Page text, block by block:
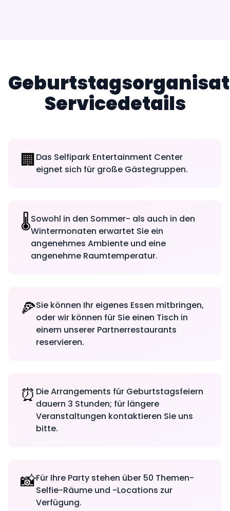
Servicedetails
🏢Das Selfipark Entertainment Center
eignet sich für große Gästegruppen.
🌡️Sowohl in den Sommer- als auch in den
Wintermonaten erwartet Sie ein
angenehmes Ambiente und eine
angenehme Raumtemperatur.
🍕Sie können Ihr eigenes Essen mitbringen,
oder wir können für Sie einen Tisch in
einem unserer Partnerrestaurants
reservieren.
⏰ Die Arrangements für Geburtstagsfeiern
dauern 3 Stunden; für längere
Veranstaltungen kontaktieren Sie uns
bitte.
📸Für Ihre Party stehen über 50 Themen-
Selfie-Räume und -Locations zur
Verfügung.